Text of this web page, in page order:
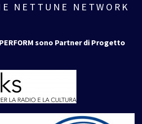
NETTUNE NETWORK
sono Partner di Progetto